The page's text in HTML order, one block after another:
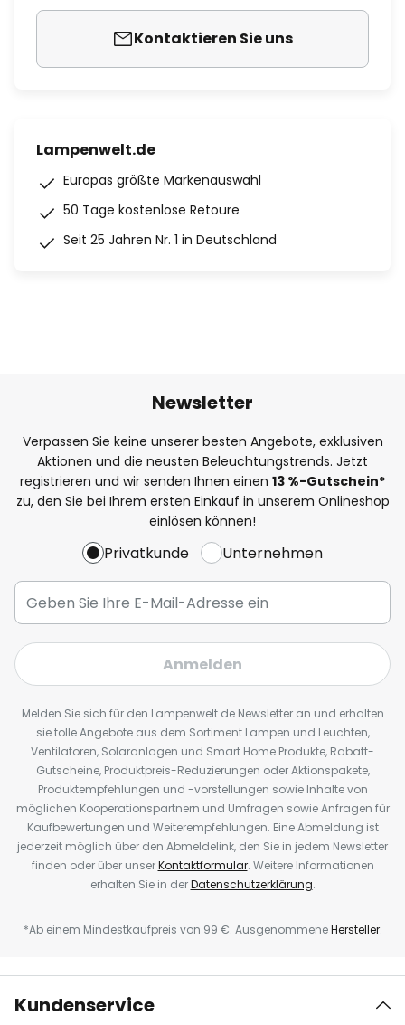
Kontaktieren Sie uns
Lampenwelt.de
Europas größte Markenauswahl
50 Tage kostenlose Retoure
Seit 25 Jahren Nr. 1 in Deutschland
Newsletter
Verpassen Sie keine unserer besten Angebote, exklusiven
Aktionen und die neusten Beleuchtungstrends. Jetzt
registrieren und wir senden Ihnen einen 13 %-Gutschein*
zu, den Sie bei Ihrem ersten Einkauf in unserem Onlineshop
einlösen können!
Privatkunde Unternehmen
Anmelden
Melden Sie sich für den Lampenwelt.de Newsletter an und erhalten
sie tolle Angebote aus dem Sortiment Lampen und Leuchten,
Ventilatoren, Solaranlagen und Smart Home Produkte, Rabatt-
Gutscheine, Produktpreis-Reduzierungen oder Aktionspakete,
Produktempfehlungen und -vorstellungen sowie Inhalte von
möglichen Kooperationspartnern und Umfragen sowie Anfragen für
Kaufbewertungen und Weiterempfehlungen. Eine Abmeldung ist
jederzeit möglich über den Abmeldelink, den Sie in jedem Newsletter
finden oder über unserKontaktformular. Weitere Informationen
erhalten Sie in derDatenschutzerklärung.
*Ab einem Mindestkaufpreis von 99 €. AusgenommeneHersteller.
Kundenservice